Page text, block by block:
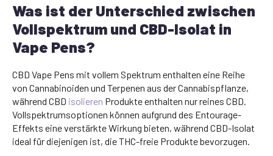
Was ist der Unterschied zwischen
Vollspektrum und CBD-Isolat in
Vape Pens?
CBD Vape Pens mit vollem Spektrum enthalten eine Reihe
von Cannabinoiden und Terpenen aus der Cannabispflanze,
während CBD isolieren Produkte enthalten nur reines CBD.
Vollspektrumsoptionen können aufgrund des Entourage-
Effekts eine verstärkte Wirkung bieten, während CBD-Isolat
ideal für diejenigen ist, die THC-freie Produkte bevorzugen.